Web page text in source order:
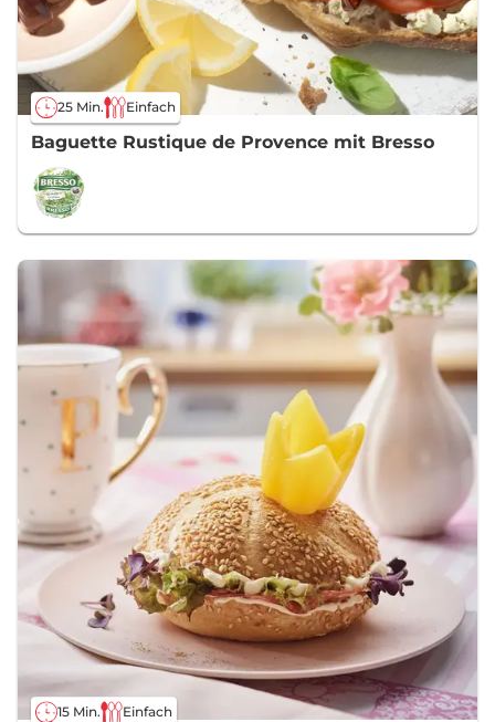
25 Min. Einfach
Baguette Rustique de Provence mit Bresso
15 Min. Einfach